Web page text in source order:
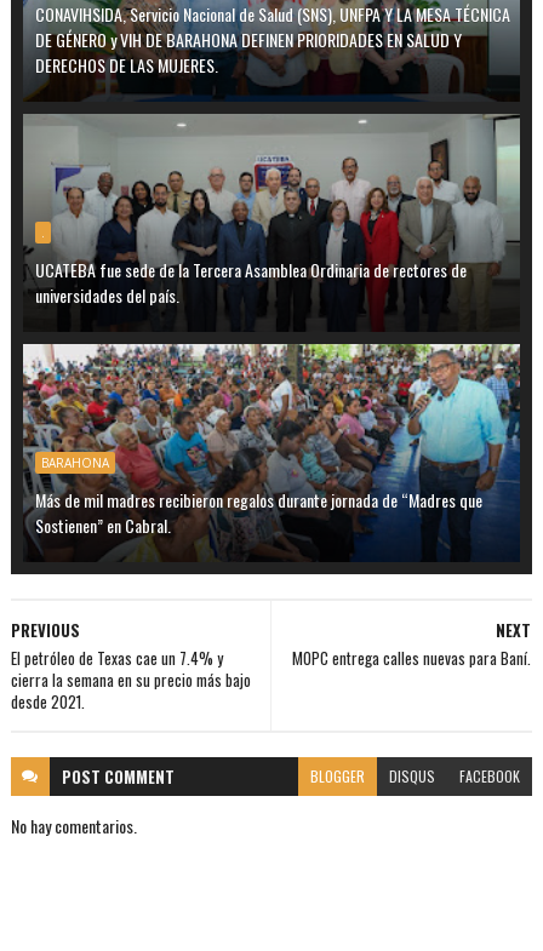
CONAVIHSIDA, Servicio Nacional de Salud (SNS), UNFPA Y LA MESA TÉCNICA
DE GÉNERO y VIH DE BARAHONA DEFINEN PRIORIDADES EN SALUD Y
DERECHOS DE LAS MUJERES.
.
UCATEBA fue sede de la Tercera Asamblea Ordinaria de rectores de
universidades del país.
BARAHONA
Más de mil madres recibieron regalos durante jornada de “Madres que
Sostienen” en Cabral.
NEXT
MOPC entrega calles nuevas para Baní.
PREVIOUS
El petróleo de Texas cae un 7.4% y
cierra la semana en su precio más bajo
desde 2021.
POST COMMENT BLOGGER DISQUS FACEBOOK
No hay comentarios.